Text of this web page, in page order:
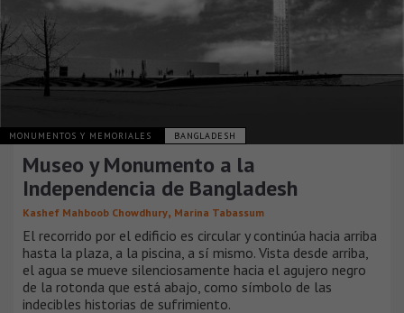
MONUMENTOS Y MEMORIALES BANGLADESH
Museo y Monumento a la
Independencia de Bangladesh
Kashef Mahboob Chowdhury, Marina Tabassum
El recorrido por el edificio es circular y continúa hacia arriba
hasta la plaza, a la piscina, a sí mismo. Vista desde arriba,
el agua se mueve silenciosamente hacia el agujero negro
de la rotonda que está abajo, como símbolo de las
indecibles historias de sufrimiento.